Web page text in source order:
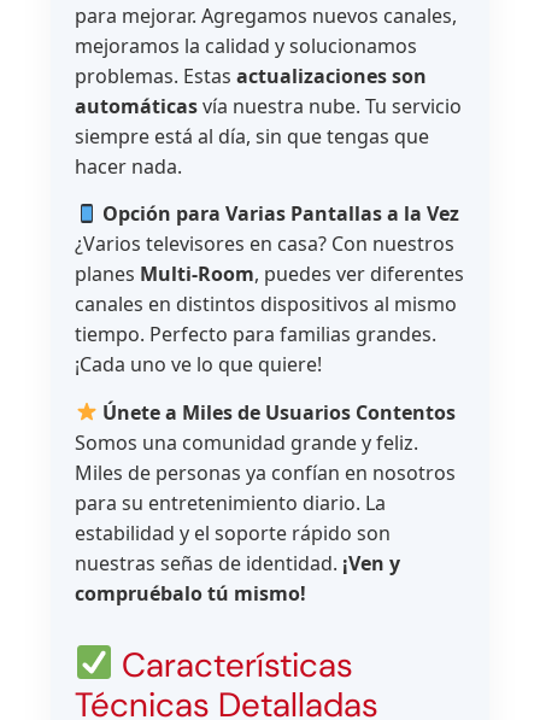
para mejorar. Agregamos nuevos canales,
mejoramos la calidad y solucionamos
problemas. Estasactualizaciones son
automáticasvía nuestra nube. Tu servicio
siempre está al día, sin que tengas que
hacer nada.
Opción para Varias Pantallas a la Vez
¿Varios televisores en casa? Con nuestros
planes Multi-Room, puedes ver diferentes
canales en distintos dispositivos al mismo
tiempo. Perfecto para familias grandes.
¡Cada uno ve lo que quiere!
Únete a Miles de Usuarios Contentos
Somos una comunidad grande y feliz.
Miles de personas ya confían en nosotros
para su entretenimiento diario. La
estabilidad y el soporte rápido son
nuestras señas de identidad. ¡Ven y
compruébalo tú mismo!
Características
Técnicas Detalladas